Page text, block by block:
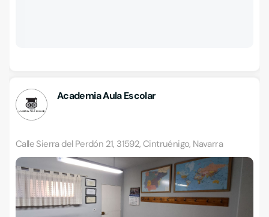
Academia Aula Escolar
Calle Sierra del Perdón 21, 31592, Cintruénigo, Navarra